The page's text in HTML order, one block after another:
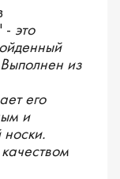
- это
из
его
и